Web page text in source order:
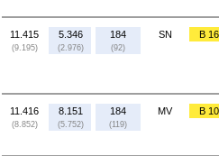
11.415
(9.195)
5.346
(2.976)
184
(92)
SN B
11.416
(8.852)
8.151
(5.752)
184
(119)
MV B